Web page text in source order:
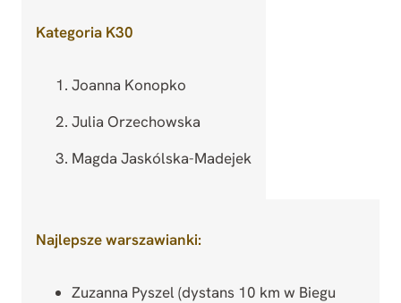
Kategoria K30
Joanna Konopko
Julia Orzechowska
Magda Jaskólska-Madejek
Najlepsze warszawianki:
Zuzanna Pyszel (dystans 10 km w Biegu